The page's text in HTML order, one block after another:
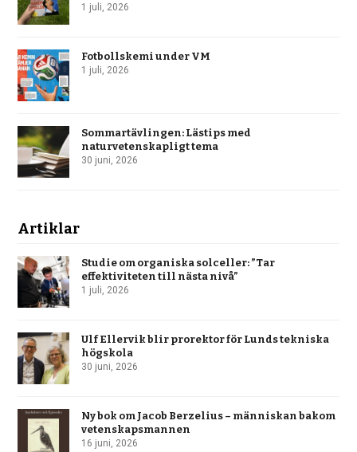
1 juli, 2026
Fotbollskemi under VM
1 juli, 2026
Sommartävlingen: Lästips med
naturvetenskapligt tema
30 juni, 2026
Artiklar
Studie om organiska solceller: ”Tar
effektiviteten till nästa nivå”
1 juli, 2026
Ulf Ellervik blir prorektor för Lunds tekniska
högskola
30 juni, 2026
Ny bok om Jacob Berzelius – människan bakom
vetenskapsmannen
16 juni, 2026